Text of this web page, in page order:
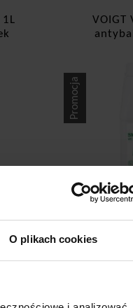
O plikach cookies
VOIGT
Cena
Promocja